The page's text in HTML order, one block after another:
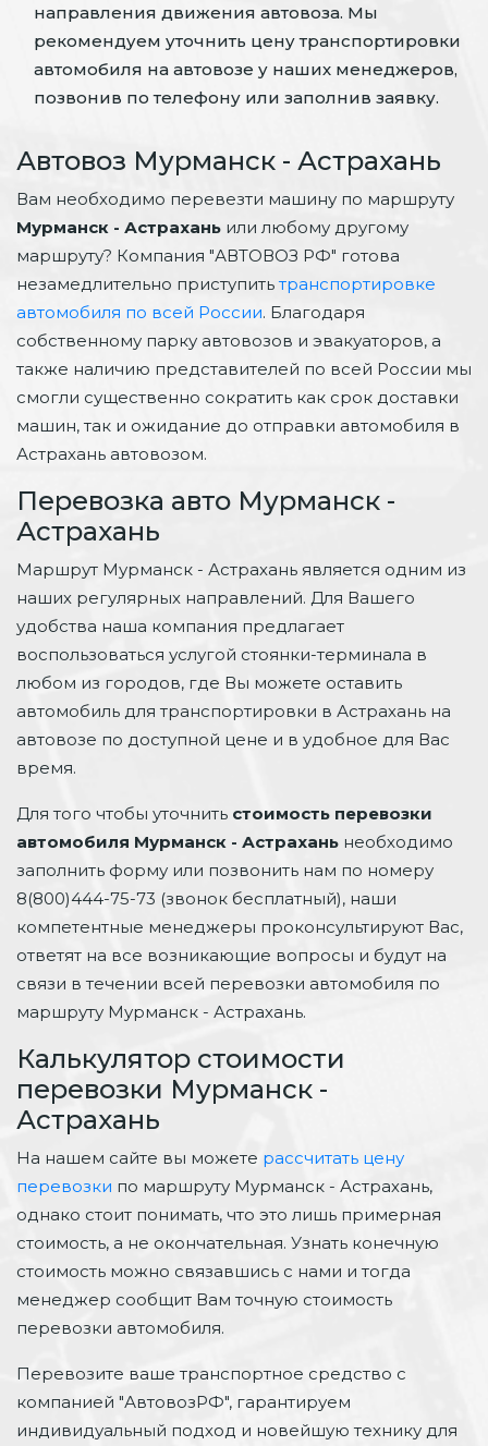
направления движения автовоза. Мы
рекомендуем уточнить цену транспортировки
автомобиля на автовозе у наших менеджеров,
позвонив по телефону или заполнив заявку.
Автовоз Мурманск - Астрахань
Вам необходимо перевезти машину по маршруту
Мурманск - Астрахань или любому другому
маршруту? Компания "АВТОВОЗ РФ" готова
незамедлительно приступитьтранспортировке
автомобиля по всей России. Благодаря
собственному парку автовозов и эвакуаторов, а
также наличию представителей по всей России мы
смогли существенно сократить как срок доставки
машин, так и ожидание до отправки автомобиля в
Астрахань автовозом.
Перевозка авто Мурманск -
Астрахань
Маршрут Мурманск - Астрахань является одним из
наших регулярных направлений. Для Вашего
удобства наша компания предлагает
воспользоваться услугой стоянки-терминала в
любом из городов, где Вы можете оставить
автомобиль для транспортировки в Астрахань на
автовозе по доступной цене и в удобное для Вас
время.
Для того чтобы уточнить стоимость перевозки
автомобиля Мурманск - Астрахань необходимо
заполнить форму или позвонить нам по номеру
8(800)444-75-73 (звонок бесплатный), наши
компетентные менеджеры проконсультируют Вас,
ответят на все возникающие вопросы и будут на
связи в течении всей перевозки автомобиля по
маршруту Мурманск - Астрахань.
Калькулятор стоимости
перевозки Мурманск -
Астрахань
На нашем сайте вы можете рассчитать цену
перевозки по маршруту Мурманск - Астрахань,
однако стоит понимать, что это лишь примерная
стоимость, а не окончательная. Узнать конечную
стоимость можно связавшись с нами и тогда
менеджер сообщит Вам точную стоимость
перевозки автомобиля.
Перевозите ваше транспортное средство с
компанией "АвтовозРФ", гарантируем
индивидуальный подход и новейшую технику для